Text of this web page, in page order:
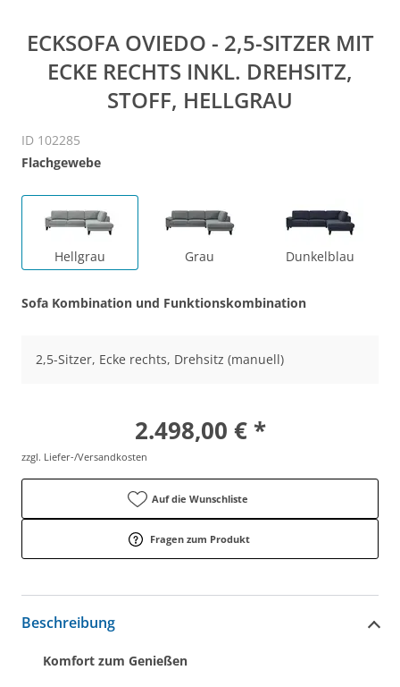
ECKSOFA OVIEDO - 2,5-SITZER MIT
ECKE RECHTS INKL. DREHSITZ,
STOFF, HELLGRAU
ID 102285
Flachgewebe
Hellgrau Grau Dunkelblau
Sofa Kombination und Funktionskombination
2,5-Sitzer, Ecke rechts, Drehsitz (manuell)
2.498,00 € *
zzgl. Liefer-/Versandkosten
Auf die Wunschliste
Fragen zum Produkt
Beschreibung
Komfort zum Genießen